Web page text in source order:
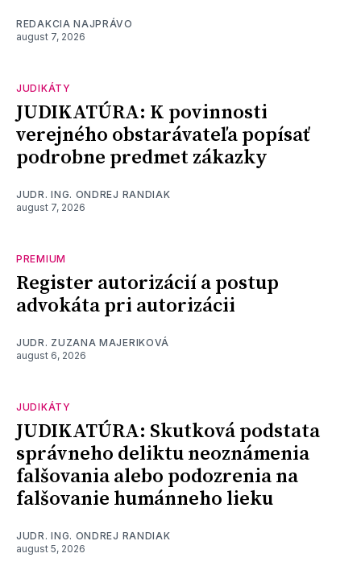
REDAKCIA NAJPRÁVO
august 7, 2026
JUDIKÁTY
JUDIKATÚRA: K povinnosti
verejného obstarávateľa popísať
podrobne predmet zákazky
JUDR. ING. ONDREJ RANDIAK
august 7, 2026
PREMIUM
Register autorizácií a postup
advokáta pri autorizácii
JUDR. ZUZANA MAJERIKOVÁ
august 6, 2026
JUDIKÁTY
JUDIKATÚRA: Skutková podstata
správneho deliktu neoznámenia
falšovania alebo podozrenia na
falšovanie humánneho lieku
JUDR. ING. ONDREJ RANDIAK
august 5, 2026